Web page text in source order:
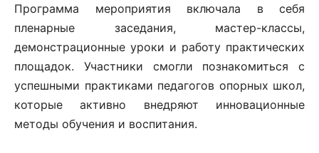
Программа мероприятия включала в себя
пленарные заседания, мастер-классы,
демонстрационные уроки и работу практических
площадок. Участники смогли познакомиться с
успешными практиками педагогов опорных школ,
которые активно внедряют инновационные
методы обучения и воспитания.